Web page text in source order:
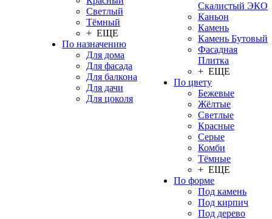
Светлый
Тёмный
+ ЕЩЕ
По назначению
Для дома
Для фасада
Для балкона
Для дачи
Для цоколя
Скалистый ЭКО
Каньон
Камень
Камень Бутовый
Фасадная
Плитка
+ ЕЩЕ
По цвету
Бежевые
Жёлтые
Светлые
Красные
Серые
Комби
Тёмные
+ ЕЩЕ
По форме
Под камень
Под кирпич
Под дерево